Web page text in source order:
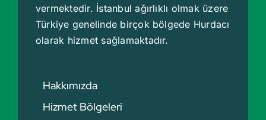
vermektedir. İstanbul ağırlıklı olmak üzere
Türkiye genelinde birçok bölgede Hurdacı
olarak hizmet sağlamaktadır.
Hakkımızda
Hizmet Bölgeleri